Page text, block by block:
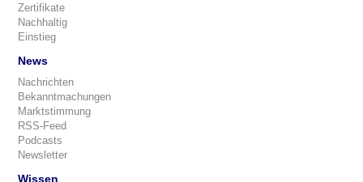
Zertifikate
Nachhaltig
Einstieg
News
Nachrichten
Bekanntmachungen
Marktstimmung
RSS-Feed
Podcasts
Newsletter
Wissen